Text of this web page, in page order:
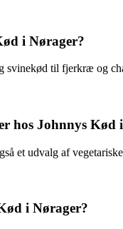
i Nørager?
svinekød til fjerkræ og
hos Johnnys Kød
et udvalg af
i Nørager?